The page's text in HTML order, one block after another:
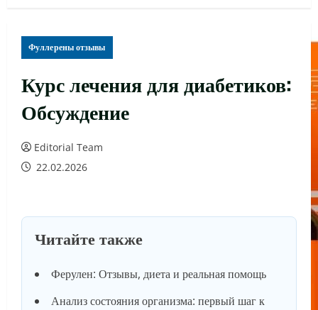
Фуллерены отзывы
Курс лечения для диабетиков:
Обсуждение
Editorial Team
22.02.2026
Читайте также
Ферулен: Отзывы, диета и реальная помощь
Анализ состояния организма: первый шаг к